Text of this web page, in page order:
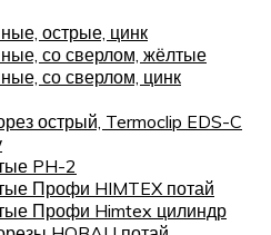
острые, цинк
со сверлом, жёлтые
со сверлом, цинк
острый, Termoclip EDS-C
PH-2
Профи HIMTEX потай
Профи Himtex цилиндр